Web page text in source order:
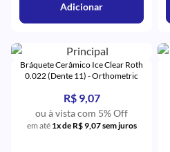
Adicionar
Bráquete Cerâmico Ice Clear Roth
0.022 (Dente 11) - Orthometric
R$ 9,07
ou à vista com 5% Off
em até 1x de R$ 9,07 sem juros